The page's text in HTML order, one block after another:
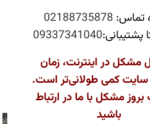
تماس: 02188735878
پشتیبانی:09337341040
مشکل در اینترنت، زمان
سایت کمی طولانی‌تر است.
مشکل با ما در ارتباط
باشید